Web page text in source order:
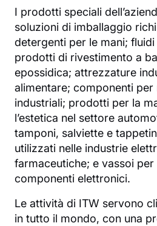
I prodotti speciali
soluzioni di imballaggio
detergenti per le mani;
prodotti di rivestimento a
epossidica; attrezzature
alimentare; componenti per
industriali; prodotti per la
l’estetica nel settore
tamponi, salviette e
utilizzati nelle industrie
farmaceutiche; e vassoi per
componenti elettronici.
Le attività di ITW servono
in tutto il mondo, con una